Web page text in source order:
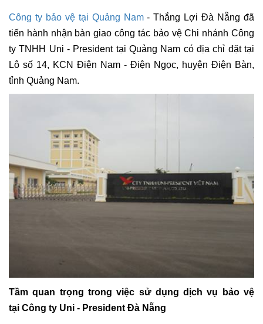
Công ty bảo vệ tại Quảng Nam- Thắng Lợi Đà Nẵng đã
tiến hành nhận bàn giao công tác bảo vệ Chi nhánh Công
ty TNHH Uni - President tại Quảng Nam có địa chỉ đặt tại
Lô số 14, KCN Điện Nam - Điện Ngọc, huyện Điện Bàn,
tỉnh Quảng Nam.
Tầm quan trọng trong việc sử dụng dịch vụ bảo vệ
tại Công ty Uni - President Đà Nẵng